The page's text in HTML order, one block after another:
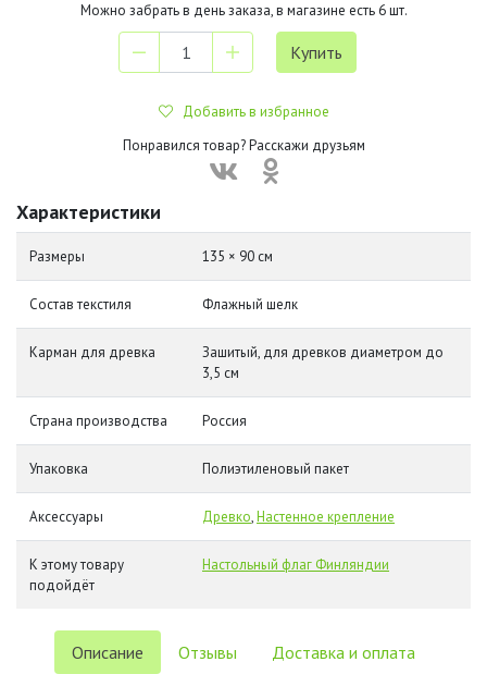
Можно забрать в день заказа, в магазине есть 6шт.
Добавить в избранное
Понравился товар? Расскажи друзьям
Характеристики
Размеры 135 × 90 см
Состав текстиля Флажный шелк
Карман для древка
Зашитый, для древков диаметром до
3,5 см
Страна производства Россия
Упаковка Полиэтиленовый пакет
Аксессуары Древко,Настенное крепление
К этому товару
подойдёт
Настольный флаг Финляндии
Описание Отзывы Доставка и оплата